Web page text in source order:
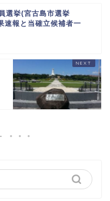
選挙(宮古島市選挙
速報と当確立候補者一